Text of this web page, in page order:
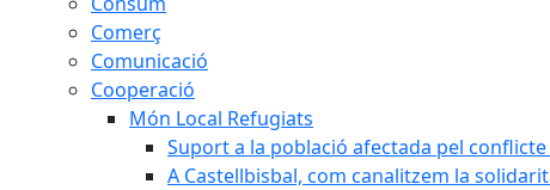
Comerç
Comunicació
Cooperació
Món Local Refugiats
Suport a la població afectada pel
A Castellbisbal, com canalitzem la